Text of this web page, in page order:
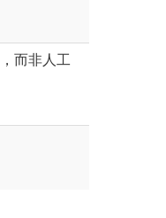
而非人工